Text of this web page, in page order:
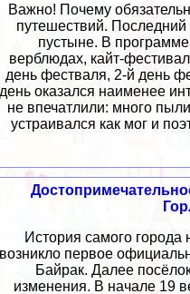
Важно! Почему
путешествий.
пустыне. В
верблюдах, кайт-
день фестваля, 2-й день
день оказался наименее
не впечатлили: много
устраивался как мог и
История самого города
возникло первое
Байрак. Далее
изменения. В начале 19